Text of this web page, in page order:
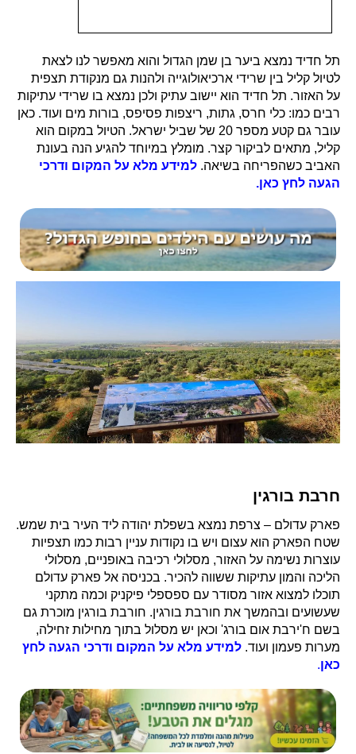
תל חדיד נמצא ביער בן שמן הגדול והוא מאפשר לנו לצאת
לטיול קליל בין שרידי ארכיאולוגייה ולהנות גם מנקודת תצפית
על האזור. תל חדיד הוא יישוב עתיק ולכן נמצא בו שרידי עתיקות
רבים כמו: כלי חרס, גתות, ריצפות פסיפס, בורות מים ועוד. כאן
עובר גם קטע מספר 20 של שביל ישראל. הטיול במקום הוא
קליל, מתאים לביקור קצר. מומלץ במיוחד להגיע הנה בעונת
האביב כשהפריחה בשיאה. למידע מלא על המקום ודרכי
הגעה לחץ כאן.
חרבת בורגין
פארק עדולם – צרפת נמצא בשפלת יהודה ליד העיר בית שמש.
שטח הפארק הוא עצום ויש בו נקודות עניין רבות כמו תצפיות
עוצרות נשימה על האזור, מסלולי רכיבה באופניים, מסלולי
הליכה והמון עתיקות ששווה להכיר. בכניסה אל פארק עדולם
תוכלו למצוא אזור מסודר עם ספספלי פיקניק וכמה מתקני
שעשועים ובהמשך את חורבת בורגין. חורבת בורגין מוכרת גם
בשם ח'ירבת אום בורג' וכאן יש מסלול בתוך מחילות זחילה,
מערות פעמון ועוד. למידע מלא על המקום ודרכי הגעה לחץ
כאן.